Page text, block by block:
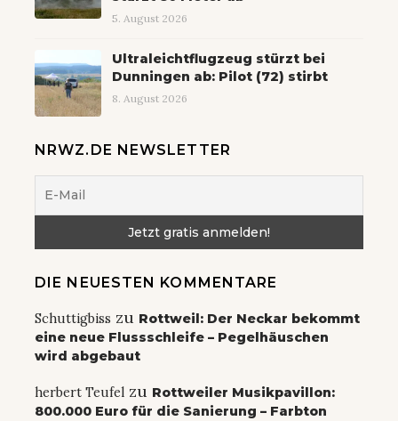
5. August 2026
Ultraleichtflugzeug stürzt bei
Dunningen ab: Pilot (72) stirbt
8. August 2026
NRWZ.DE NEWSLETTER
DIE NEUESTEN KOMMENTARE
Schuttigbiss zu Rottweil: Der Neckar bekommt
eine neue Flussschleife – Pegelhäuschen
wird abgebaut
herbert Teufel zu Rottweiler Musikpavillon:
800.000 Euro für die Sanierung – Farbton